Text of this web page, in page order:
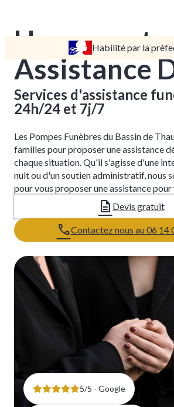
DEVIS
DÉMARCHES
CRÉMATION / INCINÉRATION
ORGANISATION / PRÉPARATION
URGENCE / ASSISTANCE
Habilité par la
5/5 - Google
Urgence et
Assistance
Services d'assistance
24h/24 et 7j/7
Les Pompes Funèbres du Bassin de
familles pour proposer une assistance
chaque situation. Qu'il s'agisse d'une
nuit ou d'un soutien administratif, nous
pour vous proposer une assistance pour
Devis gratuit
Contactez nous au 06 14